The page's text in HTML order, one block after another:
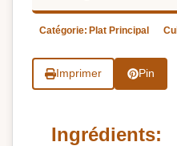
Catégorie: Plat Principal
Imprimer Pin
Ingrédients: